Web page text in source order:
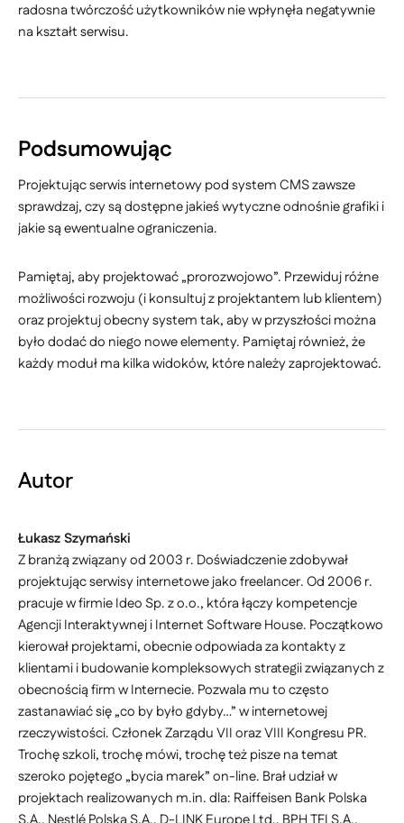
radosna twórczość użytkowników nie wpłynęła negatywnie
na kształt serwisu.
Podsumowując
Projektując serwis internetowy pod system CMS zawsze
sprawdzaj, czy są dostępne jakieś wytyczne odnośnie grafiki i
jakie są ewentualne ograniczenia.
Pamiętaj, aby projektować „prorozwojowo”. Przewiduj różne
możliwości rozwoju (i konsultuj z projektantem lub klientem)
oraz projektuj obecny system tak, aby w przyszłości można
było dodać do niego nowe elementy. Pamiętaj również, że
każdy moduł ma kilka widoków, które należy zaprojektować.
Autor
Łukasz Szymański
Z branżą związany od 2003 r. Doświadczenie zdobywał
projektując serwisy internetowe jako freelancer. Od 2006 r.
pracuje w firmie Ideo Sp. z o.o., która łączy kompetencje
Agencji Interaktywnej i Internet Software House. Początkowo
kierował projektami, obecnie odpowiada za kontakty z
klientami i budowanie kompleksowych strategii związanych z
obecnością firm w Internecie. Pozwala mu to często
zastanawiać się „co by było gdyby…” w internetowej
rzeczywistości. Członek Zarządu VII oraz VIII Kongresu PR.
Trochę szkoli, trochę mówi, trochę też pisze na temat
szeroko pojętego „bycia marek” on-line. Brał udział w
projektach realizowanych m.in. dla: Raiffeisen Bank Polska